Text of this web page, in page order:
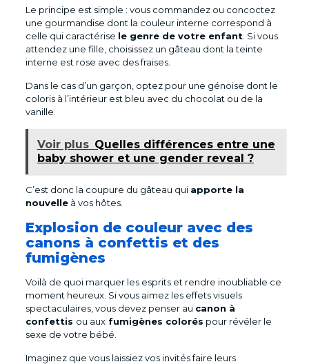
Le principe est simple : vous commandez ou concoctez
une gourmandise dont la couleur interne correspond à
celle qui caractérise le genre de votre enfant. Si vous
attendez une fille, choisissez un gâteau dont la teinte
interne est rose avec des fraises.
Dans le cas d’un garçon, optez pour une génoise dont le
coloris à l’intérieur est bleu avec du chocolat ou de la
vanille.
Voir plus Quelles différences entre une
baby shower et une gender reveal ?
C’est donc la coupure du gâteau qui apporte la
nouvelleà vos hôtes.
Explosion de couleur avec des
canons à confettis et des
fumigènes
Voilà de quoi marquer les esprits et rendre inoubliable ce
moment heureux. Si vous aimez les effets visuels
spectaculaires, vous devez penser au canon à
confettis ou auxfumigènes colorés pour révéler le
sexe de votre bébé.
Imaginez que vous laissiez vos invités faire leurs